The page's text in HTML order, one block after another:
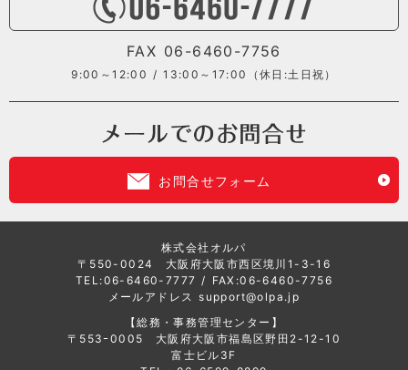
FAX 06-6460-7756
9:00～12:00 / 13:00～17:00（休日:土日祝）
お問合せフォーム
株式会社オルパ
〒550-0024 大阪府大阪市西区境川1-3-16
TEL:06-6460-7777 / FAX:06-6460-7756
メールアドレスsupport@olpa.jp
【総務・事務管理センター】
〒553ｰ0005 大阪府大阪市福島区野田2-12-10
富士ビル3F